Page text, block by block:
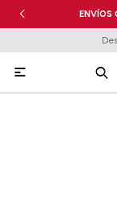
ENVÍOS
